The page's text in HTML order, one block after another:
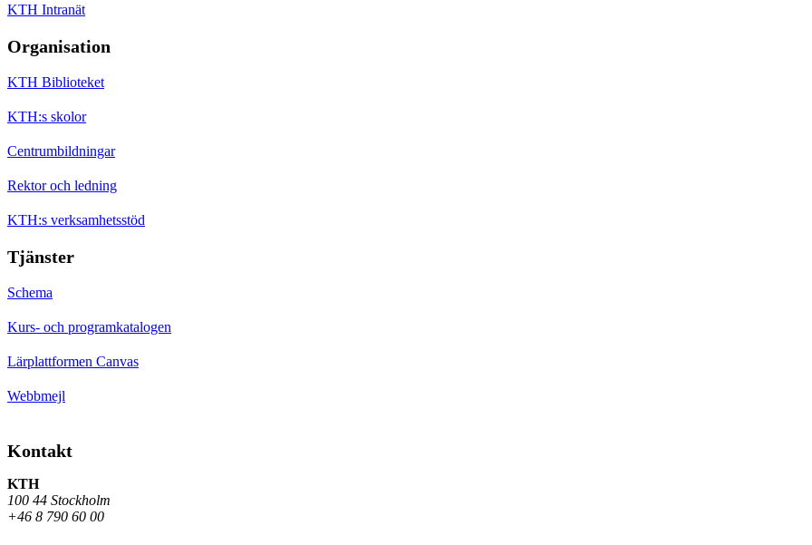
KTH Intranät
Organisation
KTH Biblioteket
KTH:s skolor
Centrumbildningar
Rektor och ledning
KTH:s verksamhetsstöd
Tjänster
Schema
Kurs- och programkatalogen
Lärplattformen Canvas
Webbmejl
Kontakt
KTH
100 44 Stockholm
+46 8 790 60 00